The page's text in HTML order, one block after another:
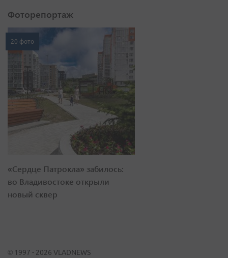
Фоторепортаж
20 фото
«Сердце Патрокла» забилось:
во Владивостоке открыли
новый сквер
© 1997 - 2026 VLADNEWS